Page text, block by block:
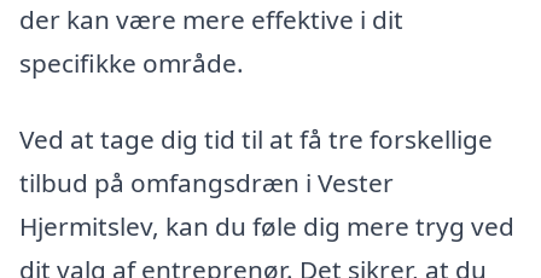
der kan være mere effektive i dit
specifikke område.
Ved at tage dig tid til at få tre forskellige
tilbud på omfangsdræn i Vester
Hjermitslev, kan du føle dig mere tryg ved
dit valg af entreprenør. Det sikrer, at du